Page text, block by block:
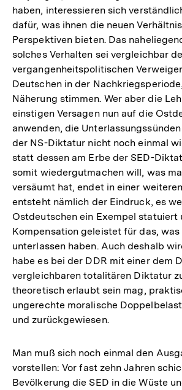
haben, interessieren sich
dafür, was ihnen die neuen
Perspektiven bieten. Das
solches Verhalten sei vergleichbar
vergangenheitspolitischen
Deutschen in der
Näherung stimmen. Wer aber die
einstigen Versagen nun auf die
anwenden, die
der NS-Diktatur nicht noch einmal
statt dessen am Erbe der SED-
somit wiedergutmachen will, was
versäumt hat, endet in einer
entsteht nämlich der Eindruck, es
Ostdeutschen ein Exempel statuiert
Kompensation geleistet für das, was
unterlassen haben. Auch deshalb
habe es bei der DDR mit einer dem
vergleichbaren totalitären Diktatur
theoretisch erlaubt sein mag,
ungerechte moralische
und zurückgewiesen.
Man muß sich noch einmal den
vorstellen: Vor fast zehn Jahren
Bevölkerung die SED in die Wüste